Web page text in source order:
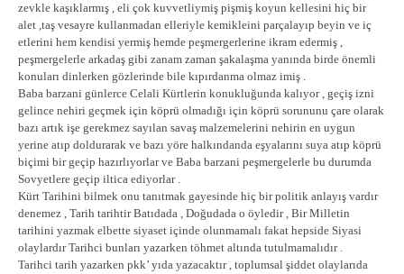
zevkle kaşıklarmış , eli çok kuvvetliymiş pişmiş koyun kellesini hiç bir
alet ,taş vesayre kullanmadan elleriyle kemikleini parçalayıp beyin ve iç
etlerini hem kendisi yermiş hemde peşmergerlerine ikram edermiş ,
peşmergelerle arkadaş gibi zanam zaman şakalaşma yanında birde önemli
konuları dinlerken gözlerinde bile kıpırdanma olmaz imiş .
Baba barzani günlerce Celali Kürtlerin konukluğunda kalıyor , geçiş izni
gelince nehiri geçmek için köprü olmadığı için köprü sorununu çare olarak
bazı artık işe gerekmez sayılan savaş malzemelerini nehirin en uygun
yerine atıp doldurarak ve bazı yöre halkındanda eşyalarını suya atıp köprü
biçimi bir geçip hazırlıyorlar ve Baba barzani peşmergelerle bu durumda
Sovyetlere geçip iltica ediyorlar .
Kürt Tarihini bilmek onu tanıtmak gayesinde hiç bir politik anlayış vardır
denemez , Tarih tarihtir Batıdada , Doğudada o öyledir , Bir Milletin
tarihini yazmak elbette siyaset içinde olunmamalı fakat hepside Siyasi
olaylardır Tarihci bunları yazarken töhmet altında tutulmamalıdır .
Tarihci tarih yazarken pkk’ yıda yazacaktır , toplumsal şiddet olaylarıda